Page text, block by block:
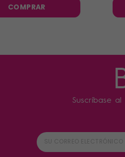
COMPRAR
Suscríbase